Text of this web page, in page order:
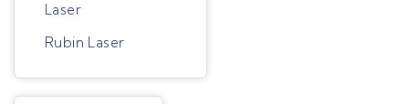
Laser
Rubin Laser